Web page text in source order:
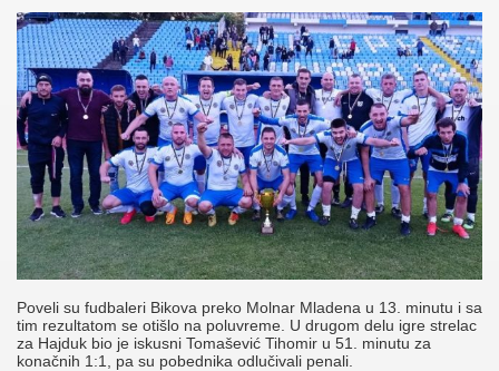
Poveli su fudbaleri Bikova preko Molnar Mladena u 13. minutu i sa
tim rezultatom se otišlo na poluvreme. U drugom delu igre strelac
za Hajduk bio je iskusni Tomašević Tihomir u 51. minutu za
konačnih 1:1, pa su pobednika odlučivali penali.